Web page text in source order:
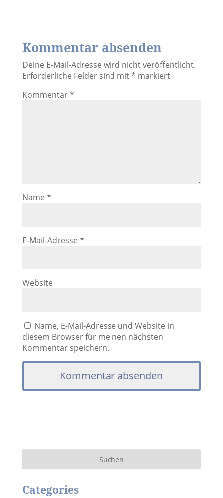
Kommentar absenden
Deine E-Mail-Adresse wird nicht veröffentlicht.
Erforderliche Felder sind mit* markiert
Kommentar*
Name *
E-Mail-Adresse *
Website
Name, E-Mail-Adresse und Website in
diesem Browser für meinen nächsten
Kommentar speichern.
Categories